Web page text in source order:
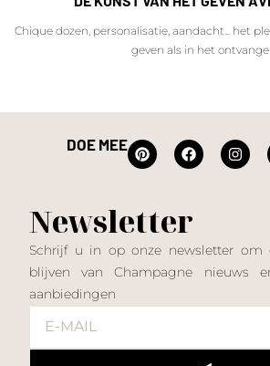
Chique dozen, personalisatie, aandacht... het
geven als in het
DOE MEE
Newsletter
Schrijf u in op onze newsletter
blijven van Champagne nieuws
aanbiedingen